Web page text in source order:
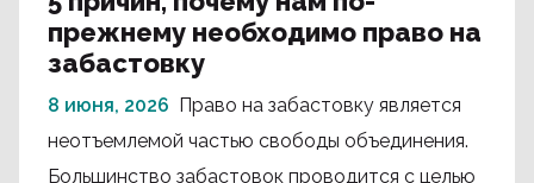
прежнему необходимо право на
забастовку
8 июня, 2026 Право на забастовку является
неотъемлемой частью свободы объединения.
Большинство забастовок проводится с целью